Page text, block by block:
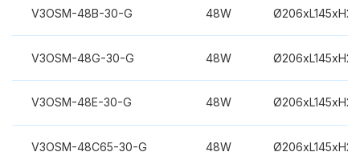
V3OSM-48B-30-G 48W
V3OSM-48G-30-G 48W
V3OSM-48E-30-G 48W
V3OSM-48C65-30-G 48W